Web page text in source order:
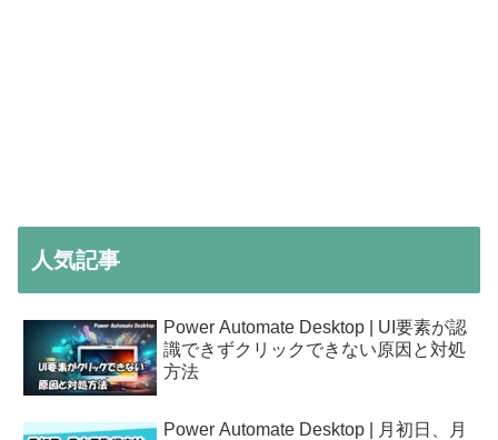
人気記事
Power Automate Desktop | UI要素が認
識できずクリックできない原因と対処
方法
Power Automate Desktop | 月初日、月